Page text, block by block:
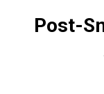
Post-